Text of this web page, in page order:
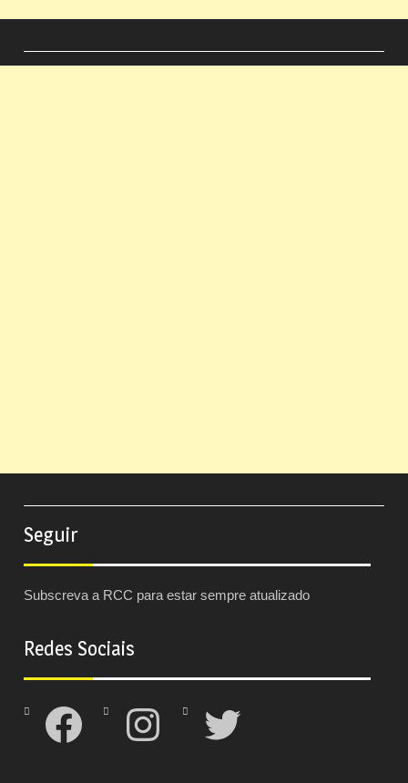
Seguir
Subscreva a RCC para estar sempre atualizado
Redes Sociais
Facebook Instagram Twitter